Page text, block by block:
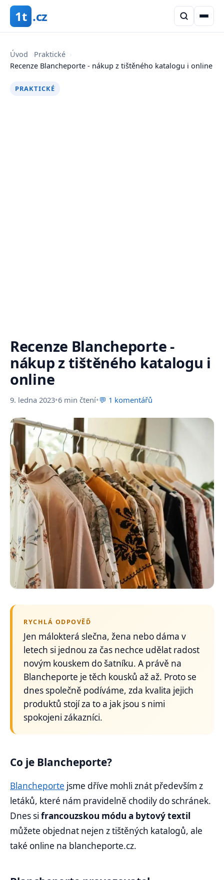
1t .cz
Úvod ›Praktické ›
Recenze Blancheporte - nákup z tištěného katalogu i online
PRAKTICKÉ
Recenze Blancheporte -
nákup z tištěného katalogu i
online
9. ledna 2023•6 min čtení•💬 1 komentářů
RYCHLÁ ODPOVĚĎ
Jen málokterá slečna, žena nebo dáma v
letech si jednou za čas nechce udělat radost
novým kouskem do šatníku. A právě na
Blancheporte je těch kousků až až. Proto se
dnes společně podíváme, zda kvalita jejich
produktů stojí za to a jak jsou s nimi
spokojeni zákazníci.
Co je Blancheporte?
Blancheporte jsme dříve mohli znát především z
letáků, které nám pravidelně chodily do schránek.
Dnes si francouzskou módu a bytový textil
můžete objednat nejen z tištěných katalogů, ale
také online na blancheporte.cz.